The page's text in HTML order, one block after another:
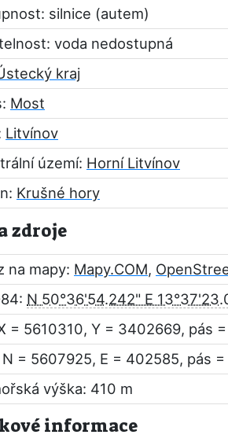
silnice (autem)
voda nedostupná
kraj
Most
Litvínov
území: Horní Litvínov
Krušné hory
zdroje
na mapy: Mapy.COM,
N 50°36'54.242" E
= 5610310, Y = 3402669, pás
N = 5607925, E = 402585, pás
výška: 410 m
informace